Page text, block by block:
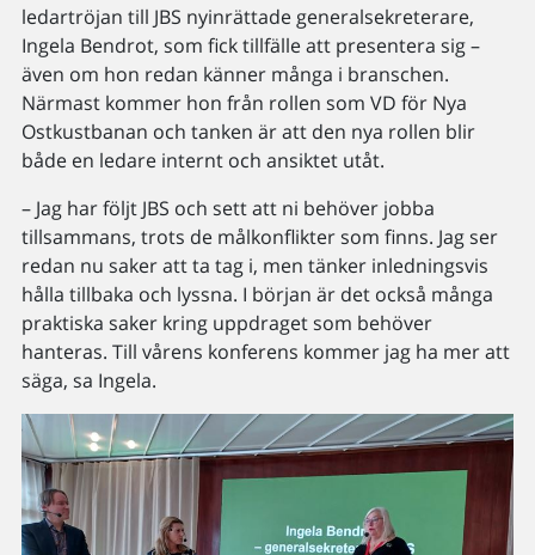
ledartröjan till JBS nyinrättade generalsekreterare,
Ingela Bendrot, som fick tillfälle att presentera sig –
även om hon redan känner många i branschen.
Närmast kommer hon från rollen som VD för Nya
Ostkustbanan och tanken är att den nya rollen blir
både en ledare internt och ansiktet utåt.
– Jag har följt JBS och sett att ni behöver jobba
tillsammans, trots de målkonflikter som finns. Jag ser
redan nu saker att ta tag i, men tänker inledningsvis
hålla tillbaka och lyssna. I början är det också många
praktiska saker kring uppdraget som behöver
hanteras. Till vårens konferens kommer jag ha mer att
säga, sa Ingela.